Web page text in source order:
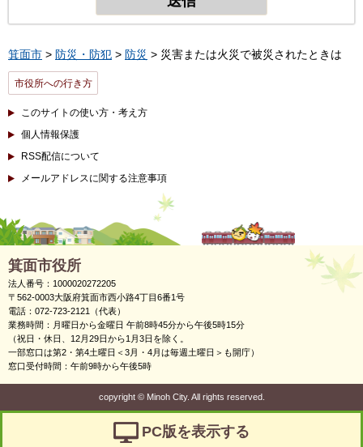
箕面市 > 防災・防犯 > 防災 > 災害または火災で被災されたときは
市役所への行き方
このサイトの使い方・考え方
個人情報保護
RSS配信について
メールアドレスに関する注意事項
箕面市役所
法人番号：1000020272205
〒562-0003大阪府箕面市西小路4丁目6番1号
電話：072-723-2121（代表）
業務時間：月曜日から金曜日 午前8時45分から午後5時15分
（祝日・休日、12月29日から1月3日を除く。
一部窓口は第2・第4土曜日＜3月・4月は毎週土曜日＞も開庁）
窓口受付時間：午前9時から午後5時
copyright ©Minoh City. All rights reserved.
PC版を表示する